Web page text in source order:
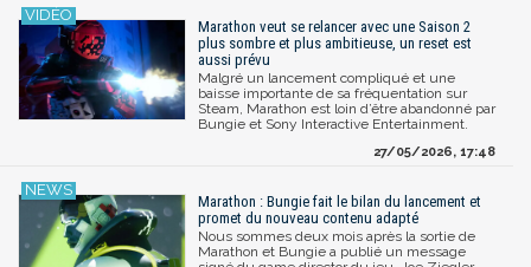
Marathon veut se relancer avec une Saison 2
plus sombre et plus ambitieuse, un reset est
aussi prévu
Malgré un lancement compliqué et une
baisse importante de sa fréquentation sur
Steam, Marathon est loin d’être abandonné par
Bungie et Sony Interactive Entertainment.
27/05/2026, 17:48
Marathon : Bungie fait le bilan du lancement et
promet du nouveau contenu adapté
Nous sommes deux mois après la sortie de
Marathon et Bungie a publié un message